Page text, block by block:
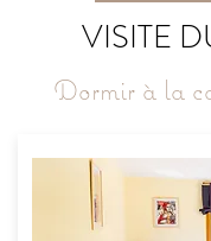
VISITE
Dormir à la